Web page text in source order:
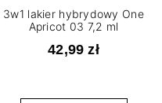
3w1 lakier hybrydowy One
Apricot 03 7,2 ml
42,99 zł